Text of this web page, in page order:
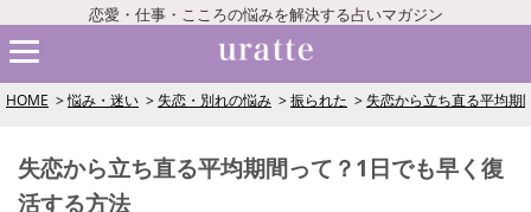
恋愛・仕事・こころの悩みを解決する占いマガジン
HOME 悩み・迷い 失恋・別れの悩み 振られた 失恋から立ち直る平均期
失恋から立ち直る平均期間って？1日でも早く復
活する方法